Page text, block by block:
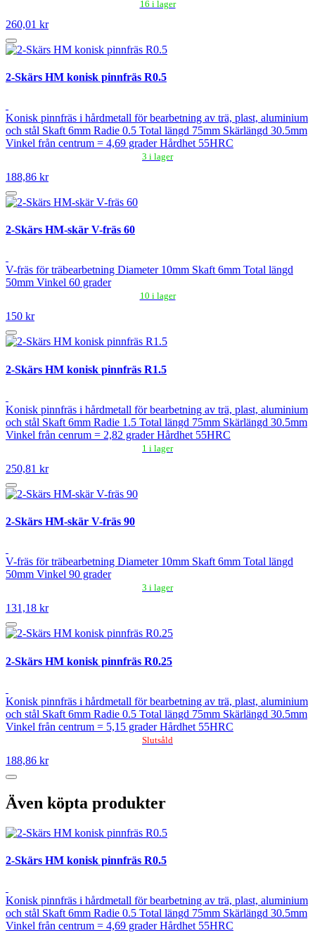
16 i lager
260,01 kr
2-Skärs HM konisk pinnfräs R0.5
Konisk pinnfräs i hårdmetall för bearbetning av trä, plast, aluminium
och stål Skaft 6mm Radie 0.5 Total längd 75mm Skärlängd 30.5mm
Vinkel från centrum = 4,69 grader Hårdhet 55HRC
3 i lager
188,86 kr
2-Skärs HM-skär V-fräs 60
V-fräs för träbearbetning Diameter 10mm Skaft 6mm Total längd
50mm Vinkel 60 grader
10 i lager
150 kr
2-Skärs HM konisk pinnfräs R1.5
Konisk pinnfräs i hårdmetall för bearbetning av trä, plast, aluminium
och stål Skaft 6mm Radie 1.5 Total längd 75mm Skärlängd 30.5mm
Vinkel från cenrum = 2,82 grader Hårdhet 55HRC
1 i lager
250,81 kr
2-Skärs HM-skär V-fräs 90
V-fräs för träbearbetning Diameter 10mm Skaft 6mm Total längd
50mm Vinkel 90 grader
3 i lager
131,18 kr
2-Skärs HM konisk pinnfräs R0.25
Konisk pinnfräs i hårdmetall för bearbetning av trä, plast, aluminium
och stål Skaft 6mm Radie 0.5 Total längd 75mm Skärlängd 30.5mm
Vinkel från centrum = 5,15 grader Hårdhet 55HRC
Slutsåld
188,86 kr
Även köpta produkter
2-Skärs HM konisk pinnfräs R0.5
Konisk pinnfräs i hårdmetall för bearbetning av trä, plast, aluminium
och stål Skaft 6mm Radie 0.5 Total längd 75mm Skärlängd 30.5mm
Vinkel från centrum = 4,69 grader Hårdhet 55HRC